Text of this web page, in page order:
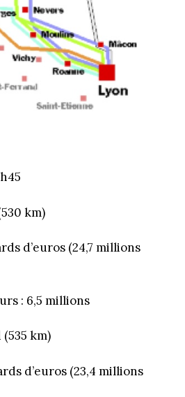
km)
d’euros (24,7 millions
: 6,5 millions
km)
d’euros (23,4 millions